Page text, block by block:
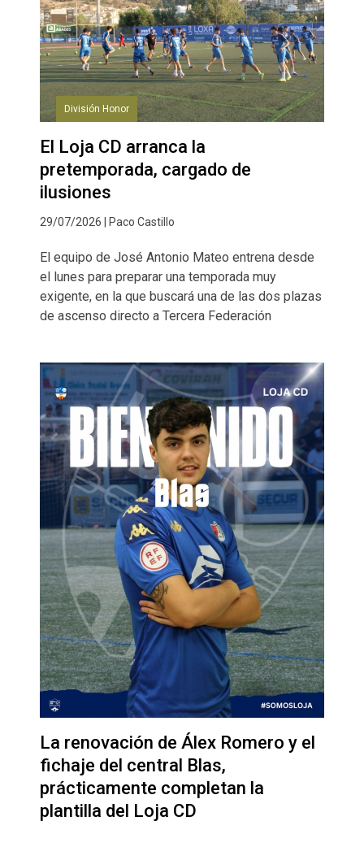
División Honor
El Loja CD arranca la
pretemporada, cargado de
ilusiones
29/07/2026 | Paco Castillo
El equipo de José Antonio Mateo entrena desde
el lunes para preparar una temporada muy
exigente, en la que buscará una de las dos plazas
de ascenso directo a Tercera Federación
La renovación de Álex Romero y el
fichaje del central Blas,
prácticamente completan la
plantilla del Loja CD